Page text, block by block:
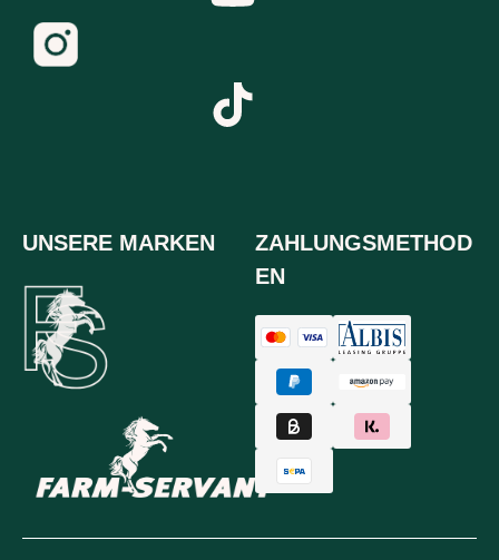
UNSERE MARKEN
ZAHLUNGSMETHOD
EN